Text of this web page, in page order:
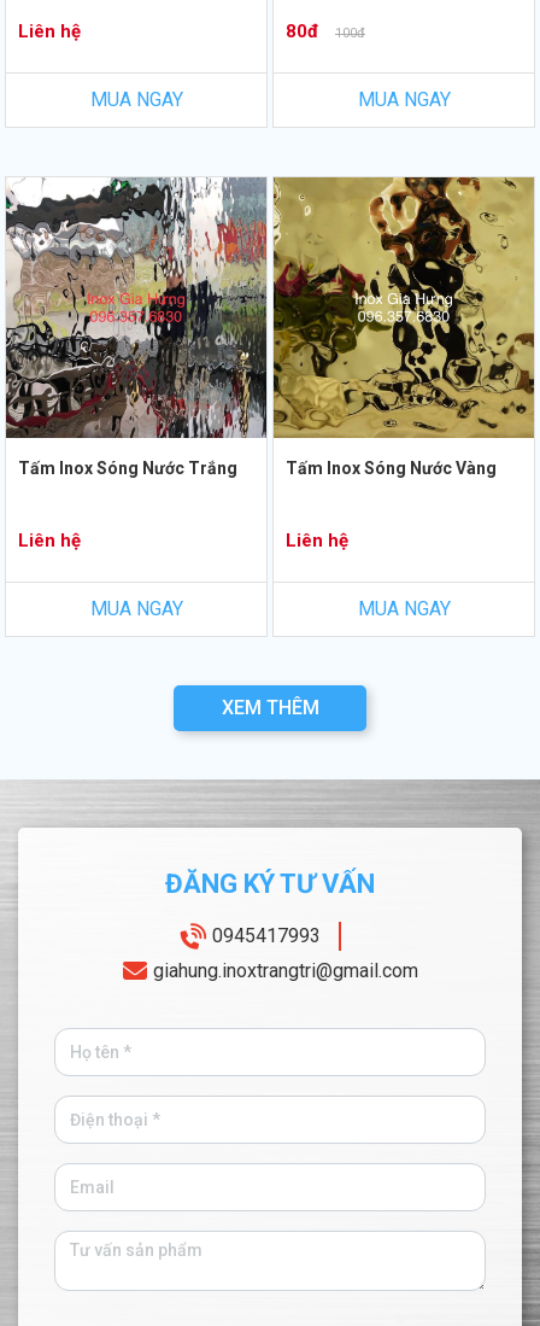
Liên hệ
MUA NGAY
80đ 100đ
MUA NGAY
Tấm Inox Sóng Nước Trắng
Liên hệ
MUA NGAY
Tấm Inox Sóng Nước Vàng
Liên hệ
MUA NGAY
XEM THÊM
ĐĂNG KÝ TƯ VẤN
0945417993
giahung.inoxtrangtri@gmail.com